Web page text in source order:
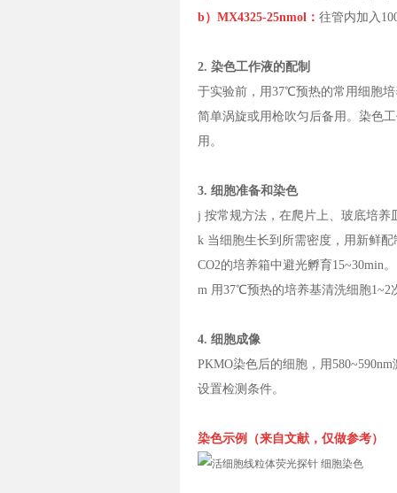
b）MX4325-25nmol： 往管内加入
2. 染色工作液的配制
于实验前，用37℃预热的常用细胞
简单涡旋或用枪吹匀后备用。染色
用。
3. 细胞准备和染色
j 按常规方法，在爬片上、玻底培养
k 当细胞生长到所需密度，用新鲜
CO2的培养箱中避光孵育15~30min。
m 用37℃预热的培养基清洗细胞1~2
4. 细胞成像
PKMO染色后的细胞，用
设置检测条件。
染色示例（来自文献，仅做参考）